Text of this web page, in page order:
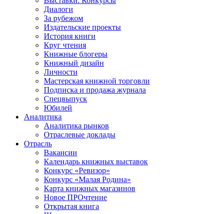
Диалоги
За рубежом
Издательские проекты
История книги
Круг чтения
Книжные блогеры
Книжный дизайн
Личности
Мастерская книжной торговли
Подписка и продажа журнала
Спецвыпуск
Юбилей
Аналитика
Аналитика рынков
Отраслевые доклады
Отрасль
Вакансии
Календарь книжных выставок
Конкурс «Ревизор»
Конкурс «Малая Родина»
Карта книжных магазинов
Новое ПРОчтение
Открытая книга